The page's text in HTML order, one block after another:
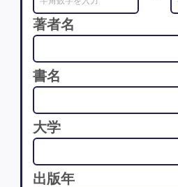
著者名
書名
大学
出版年